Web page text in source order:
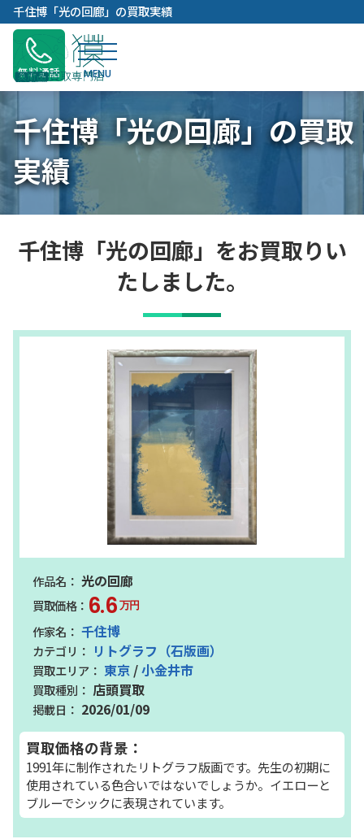
容
キ
プ
千住博「光の回廊」の買取実績
無料通話
千住博「光の回廊」の買取
実績
千住博「光の回廊」をお買取りい
たしました。
光の回廊
6.6万円
千住博
リトグラフ（石版画）
東京 /小金井市
店頭買取
2026/01/09
買取価格の背景：
1991年に制作されたリトグラフ版画です。先生の初期に
使用されている色合いではないでしょうか。イエローと
ブルーでシックに表現されています。